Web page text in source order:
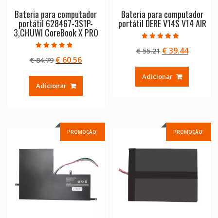
Bateria para computador
portátil 628467-3S1P-
3,CHUWI CoreBook X PRO
4.50
de 5
€84.79 O
original
era:
€ 60.56O
Adicionar
Bateria para computador
portátil DERE V14S V14 AIR
5.00
de 5
€55.21 O
original
era:
€39.44O
Adicionar
PROMOÇÃO! PROMOÇÃO!